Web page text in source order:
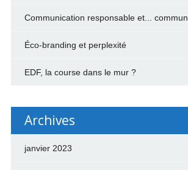
Communication responsable et...
Éco-branding et perplexité
EDF, la course dans le mur ?
Archives
janvier 2023